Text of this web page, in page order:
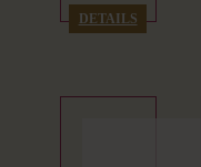
DETAILS